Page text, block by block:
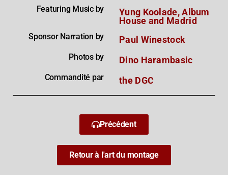
Featuring Music by
Yung Koolade, Album
House and Madrid
Sponsor Narration by Paul Winestock
Photos by Dino Harambasic
Commandité par the DGC
Précédent
Retour à l'art du montage